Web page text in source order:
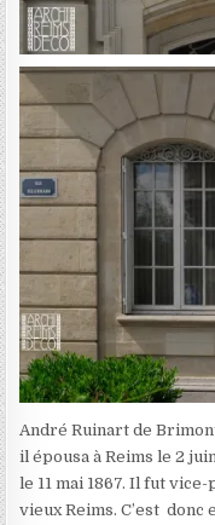
André Ruinart de
il épousa à Reims le 2
le 11 mai 1867. Il fut
vieux Reims. C’est donc